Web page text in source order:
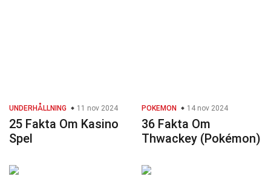
UNDERHÅLLNING 11 nov 2024
25 Fakta Om Kasino
Spel
POKEMON 14 nov 2024
36 Fakta Om
Thwackey (Pokémon)